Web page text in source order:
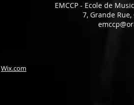
EMCCP - Ecole de
7, Grande Rue,
Wix.com